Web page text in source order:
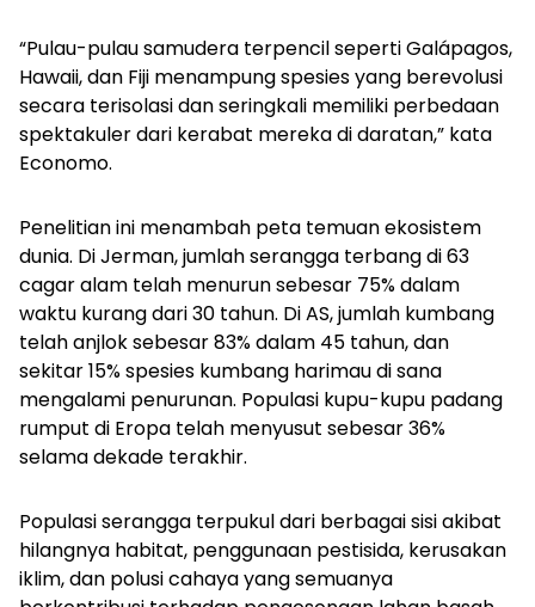
“Pulau-pulau samudera terpencil seperti Galápagos,
Hawaii, dan Fiji menampung spesies yang berevolusi
secara terisolasi dan seringkali memiliki perbedaan
spektakuler dari kerabat mereka di daratan,” kata
Economo.
Penelitian ini menambah peta temuan ekosistem
dunia. Di Jerman, jumlah serangga terbang di 63
cagar alam telah menurun sebesar 75% dalam
waktu kurang dari 30 tahun. Di AS, jumlah kumbang
telah anjlok sebesar 83% dalam 45 tahun, dan
sekitar 15% spesies kumbang harimau di sana
mengalami penurunan. Populasi kupu-kupu padang
rumput di Eropa telah menyusut sebesar 36%
selama dekade terakhir.
Populasi serangga terpukul dari berbagai sisi akibat
hilangnya habitat, penggunaan pestisida, kerusakan
iklim, dan polusi cahaya yang semuanya